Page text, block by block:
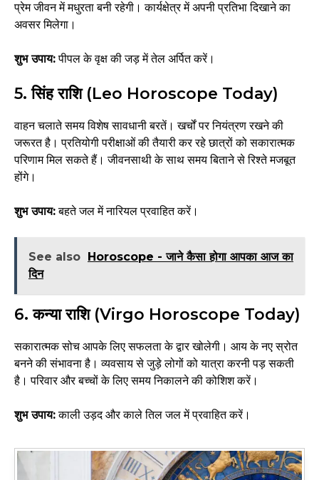
प्रेम जीवन में मधुरता बनी रहेगी। कार्यक्षेत्र में अपनी प्रतिभा दिखाने का
अवसर मिलेगा।
शुभ उपाय:पीपल के वृक्ष की जड़ में तेल अर्पित करें।
5. सिंह राशि (Leo Horoscope Today)
वाहन चलाते समय विशेष सावधानी बरतें। खर्चों पर नियंत्रण रखने की
जरूरत है। प्रतियोगी परीक्षाओं की तैयारी कर रहे छात्रों को सकारात्मक
परिणाम मिल सकते हैं। जीवनसाथी के साथ समय बिताने से रिश्ते मजबूत
होंगे।
शुभ उपाय:बहते जल में नारियल प्रवाहित करें।
See also Horoscope - जाने कैसा होगा आपका आज का
दिन
6. कन्या राशि (Virgo Horoscope Today)
सकारात्मक सोच आपके लिए सफलता के द्वार खोलेगी। आय के नए स्रोत
बनने की संभावना है। व्यवसाय से जुड़े लोगों को यात्रा करनी पड़ सकती
है। परिवार और बच्चों के लिए समय निकालने की कोशिश करें।
शुभ उपाय:काली उड़द और काले तिल जल में प्रवाहित करें।